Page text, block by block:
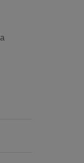
a